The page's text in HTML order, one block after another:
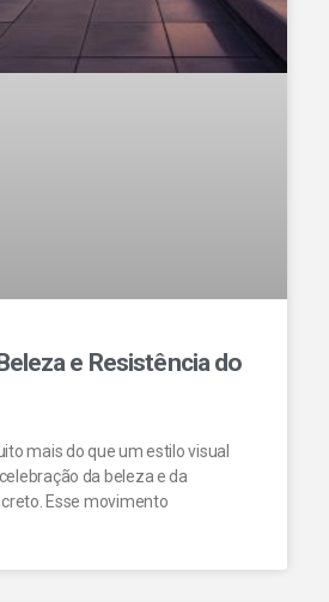
e Resistência do
mais do que um estilo visual
da beleza e da
Esse movimento